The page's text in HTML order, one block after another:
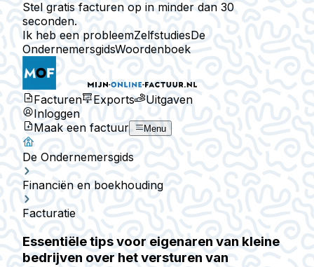
Stel gratis facturen op in minder dan 30
seconden.
Ik heb een probleemZelfstudiesDe
OndernemersgidsWoordenboek
Facturen Exports
Uitgaven
Inloggen
Maak een factuur
Menu
De Ondernemersgids
Financiën en boekhouding
Facturatie
Essentiële tips voor eigenaren van kleine
bedrijven over het versturen van